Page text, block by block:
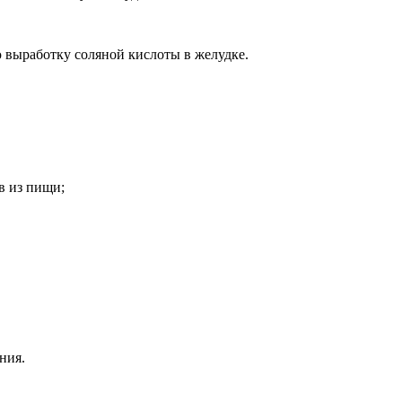
соляной кислоты в желудке.
из пищи;